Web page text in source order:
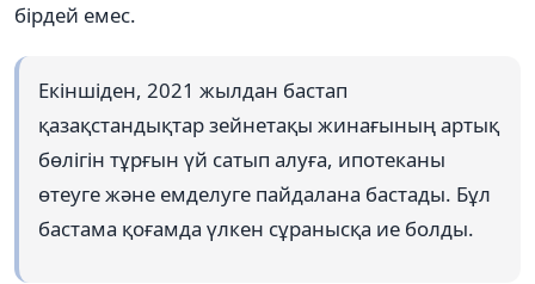
бірдей емес.
Екіншіден, 2021 жылдан бастап
қазақстандықтар зейнетақы жинағының артық
бөлігін тұрғын үй сатып алуға, ипотеканы
өтеуге және емделуге пайдалана бастады. Бұл
бастама қоғамда үлкен сұранысқа ие болды.